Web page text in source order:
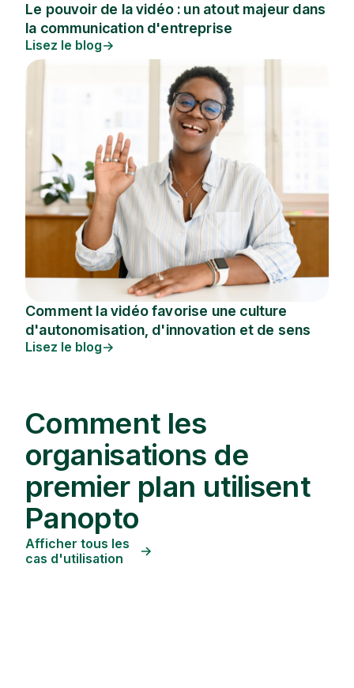
Le pouvoir de la vidéo : un atout majeur dans
la communication d'entreprise
Lisez le blog
Comment la vidéo favorise une culture
d'autonomisation, d'innovation et de sens
Lisez le blog
Comment les
organisations de
premier plan utilisent
Panopto
Afficher tous les
cas d'utilisation